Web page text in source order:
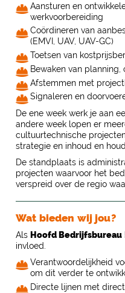
Aansturen en
werkvoorbereiding
Coördineren van
(EMVI, UAV, UAV-GC)
Toetsen van
Bewaken van
Afstemmen met
Signaleren en
De ene week werk je aan
andere week lopen er
cultuurtechnische
strategie en inhoud en
De standplaats is
projecten waarvoor het
verspreid over de regio
Wat bieden wij jou?
Als Hoofd Bedrijfsbureau
invloed.
Verantwoordelijkheid
om dit verder te
Directe lijnen met